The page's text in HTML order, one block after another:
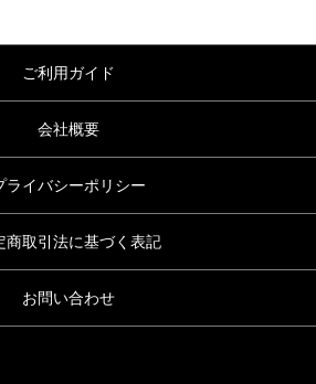
ご利用ガイド
会社概要
ライバシーポリシー
商取引法に基づく表記
お問い合わせ